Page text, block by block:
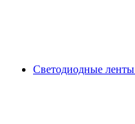
Светодиодные ленты